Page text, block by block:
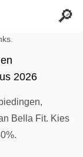
2026
Bella Fit. Kies